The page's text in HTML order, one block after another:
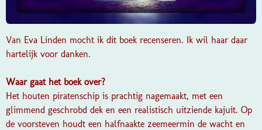
Van Eva Linden mocht ik dit boek recenseren. Ik wil haar daar
hartelijk voor danken.
Waar gaat het boek over?
Het houten piratenschip is prachtig nagemaakt, met een
glimmend geschrobd dek en een realistisch uitziende kajuit. Op
de voorsteven houdt een halfnaakte zeemeermin de wacht en